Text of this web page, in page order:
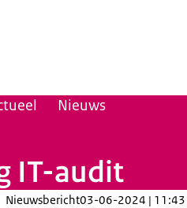
Nieuws
IT-audit
Nieuwsbericht03-06-2024 | 11:43